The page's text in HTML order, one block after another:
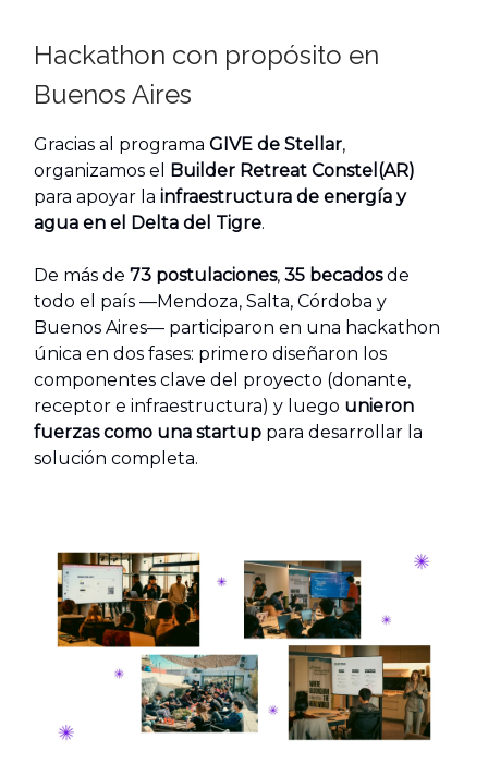
Hackathon con propósito en
Buenos Aires
Gracias al programa GIVE de Stellar,
organizamos el
Builder Retreat Constel(AR)
para apoyar la infraestructura de energía y
agua en el Delta del Tigre.
De más de 73 postulaciones, 35 becadosde
todo el país —Mendoza, Salta, Córdoba y
Buenos Aires— participaron en una hackathon
única en dos fases: primero diseñaron los
componentes clave del proyecto (donante,
receptor e infraestructura) y luego unieron
fuerzas como una startup para desarrollar la
solución completa.